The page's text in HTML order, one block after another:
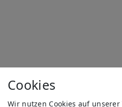
Cookies
Wir nutzen Cookies auf